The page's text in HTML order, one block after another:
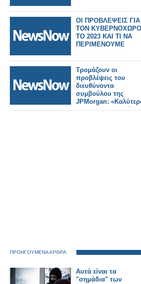
ΟΙ ΠΡΟΒΛΕΨΕΙΣ ΓΙΑ
ΤΟΝ ΚΥΒΕΡΝΟΧΩΡΟ
ΤΟ 2023 ΚΑΙ ΤΙ ΝΑ
ΠΕΡΙΜΕΝΟΥΜΕ
Τρομάζουν οι
προβλέψεις του
διευθύνοντα
συμβούλου της
JPMorgan:
να προετοιμαστείτε
ΠΡΟΗΓΟΥΜΕΝΑ ΑΡΘΡΑ
Αυτά είναι τα
"σημάδια" των